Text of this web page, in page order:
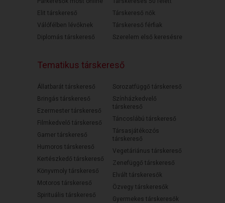
Elit társkereső
Válófélben lévőknek
Diplomás társkereső
Társkereső nők
Társkereső férfiak
Szerelem első keresésre
Tematikus társkereső
Állatbarát társkereső
Bringás társkereső
Ezermester társkereső
Filmkedvelő társkereső
Gamer társkereső
Humoros társkereső
Kertészkedő társkereső
Könyvmoly társkereső
Motoros társkereső
Spirituális társkereső
Sorozatfüggő társkereső
Színházkedvelő
társkereső
Táncoslábú társkereső
Társasjátékozós
társkereső
Vegetáriánus társkereső
Zenefüggő társkereső
Elvált társkeresők
Özvegy társkeresők
Gyermekes társkeresők